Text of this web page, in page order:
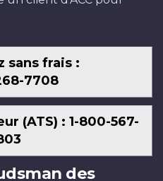
sans frais :
7708
(ATS) : 1-800-567-
des